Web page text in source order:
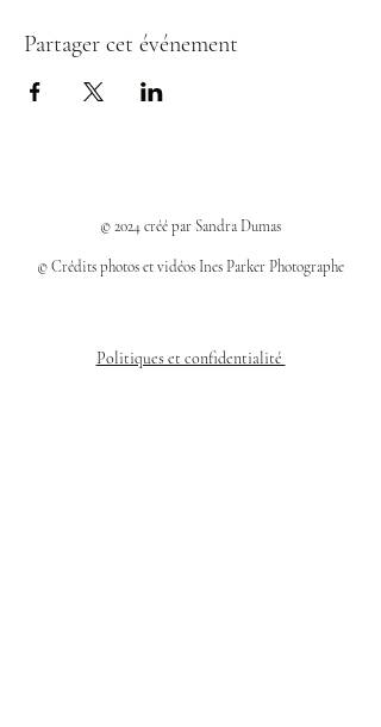
Partager cet événement
© 2024 créé par Sandra Dumas
© Crédits photos et vidéos Ines Parker Photographe
Politiques et confidentialité